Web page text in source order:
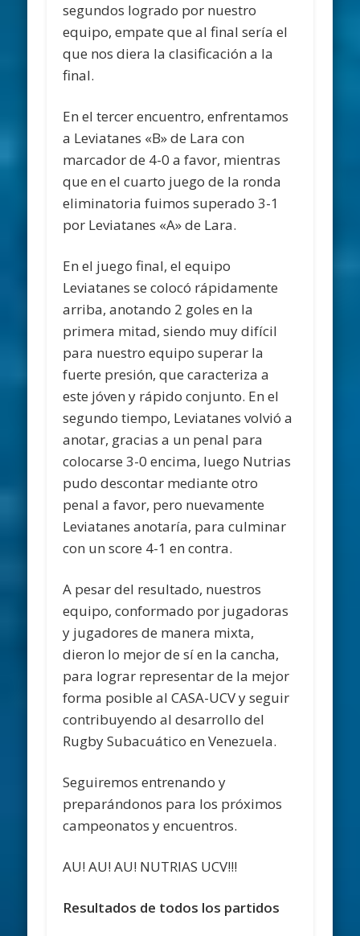
segundos logrado por nuestro
equipo, empate que al final sería el
que nos diera la clasificación a la
final.
En el tercer encuentro, enfrentamos
a Leviatanes «B» de Lara con
marcador de 4-0 a favor, mientras
que en el cuarto juego de la ronda
eliminatoria fuimos superado 3-1
por Leviatanes «A» de Lara.
En el juego final, el equipo
Leviatanes se colocó rápidamente
arriba, anotando 2 goles en la
primera mitad, siendo muy difícil
para nuestro equipo superar la
fuerte presión, que caracteriza a
este jóven y rápido conjunto. En el
segundo tiempo, Leviatanes volvió a
anotar, gracias a un penal para
colocarse 3-0 encima, luego Nutrias
pudo descontar mediante otro
penal a favor, pero nuevamente
Leviatanes anotaría, para culminar
con un score 4-1 en contra.
A pesar del resultado, nuestros
equipo, conformado por jugadoras
y jugadores de manera mixta,
dieron lo mejor de sí en la cancha,
para lograr representar de la mejor
forma posible al CASA-UCV y seguir
contribuyendo al desarrollo del
Rugby Subacuático en Venezuela.
Seguiremos entrenando y
preparándonos para los próximos
campeonatos y encuentros.
AU! AU! AU! NUTRIAS UCV!!!
Resultados de todos los partidos